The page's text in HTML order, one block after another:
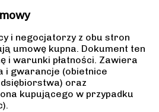
i negocjatorzy z obu stron
umowę kupna. Dokument ten
i warunki płatności. Zawiera
i gwarancje (obietnice
oraz
kupującego w przypadku